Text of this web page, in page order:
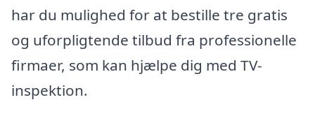
har du mulighed for at bestille tre gratis
og uforpligtende tilbud fra professionelle
firmaer, som kan hjælpe dig med TV-
inspektion.